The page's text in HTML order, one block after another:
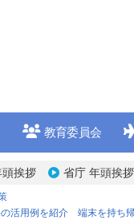
教育委員会
挨拶 省庁 年頭挨拶
活用例を紹介 端末を持ち